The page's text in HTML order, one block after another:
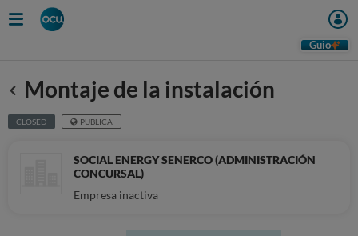
Guio
Anterior
Montaje de la instalación
CLOSED PÚBLICA
SOCIAL ENERGY SENERCO (ADMINISTRACIÓN
CONCURSAL)
Empresa inactiva